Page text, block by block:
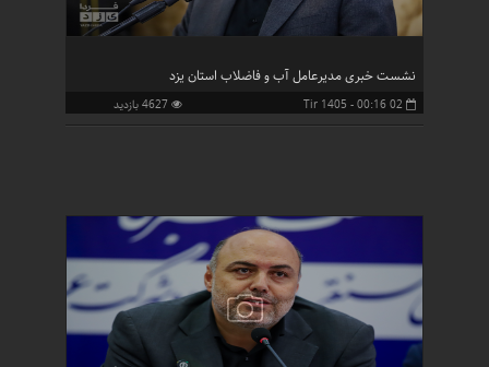
نشست خبری مدیرعامل آب و فاضلاب استان یزد
02 Tir 1405 - 00:16 4627 بازدید